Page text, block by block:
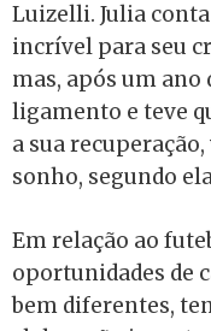
Luizelli. Julia
incrível para seu
mas, após um
ligamento e teve
a sua
sonho, segundo
Em relação ao
oportunidades de
bem diferentes,